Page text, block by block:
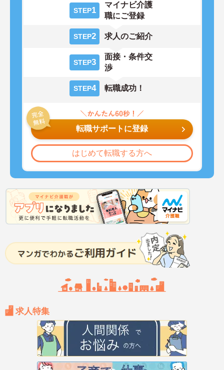
STEP1
マイナビ介護
職にご登録
STEP2 求人のご紹介
STEP3
面接・条件交
渉
STEP4 転職成功！
転職サポートに登録
はじめて転職する方へ
求人特集